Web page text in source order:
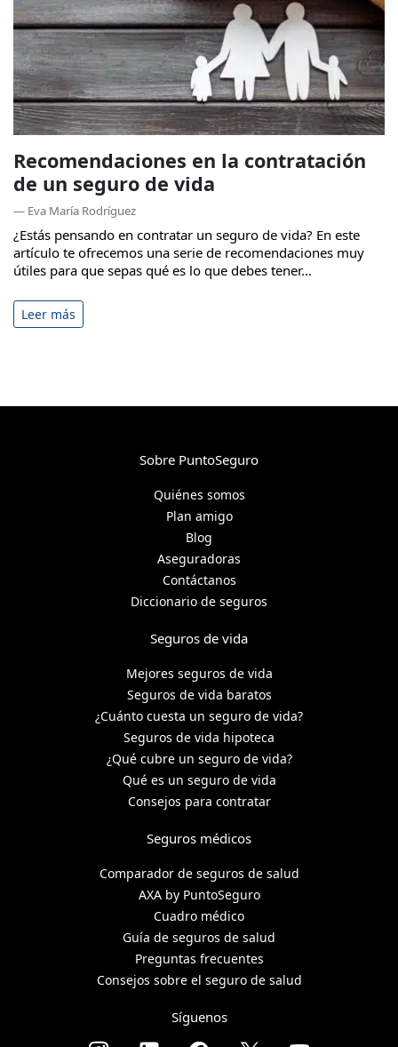
Recomendaciones en la contratación
de un seguro de vida
— Eva María Rodríguez
¿Estás pensando en contratar un seguro de vida? En este
artículo te ofrecemos una serie de recomendaciones muy
útiles para que sepas qué es lo que debes tener...
Leer más
Sobre PuntoSeguro
Quiénes somos
Plan amigo
Blog
Aseguradoras
Contáctanos
Diccionario de seguros
Seguros de vida
Mejores seguros de vida
Seguros de vida baratos
¿Cuánto cuesta un seguro de vida?
Seguros de vida hipoteca
¿Qué cubre un seguro de vida?
Qué es un seguro de vida
Consejos para contratar
Seguros médicos
Comparador de seguros de salud
AXA by PuntoSeguro
Cuadro médico
Guía de seguros de salud
Preguntas frecuentes
Consejos sobre el seguro de salud
Síguenos